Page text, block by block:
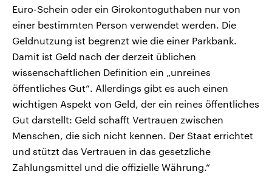
Euro-Schein oder ein Girokontoguthaben nur von
einer bestimmten Person verwendet werden. Die
Geldnutzung ist begrenzt wie die einer Parkbank.
Damit ist Geld nach der derzeit üblichen
wissenschaftlichen Definition ein „unreines
öffentliches Gut“. Allerdings gibt es auch einen
wichtigen Aspekt von Geld, der ein reines öffentliches
Gut darstellt: Geld schafft Vertrauen zwischen
Menschen, die sich nicht kennen. Der Staat errichtet
und stützt das Vertrauen in das gesetzliche
Zahlungsmittel und die offizielle Währung.“